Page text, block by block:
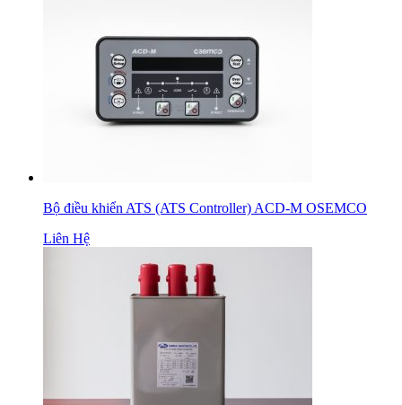
Bộ điều khiển ATS (ATS Controller) ACD-M OSEMCO
Liên Hệ